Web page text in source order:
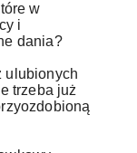
w
i
dania?
ulubionych
trzeba już